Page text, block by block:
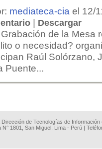
mediateca-cia el 12/
| Descargar
de la Mesa
o necesidad?
Raúl Solórzano,
Puente...
de Tecnologías de
N° 1801, San Miguel, Lima - Perú |